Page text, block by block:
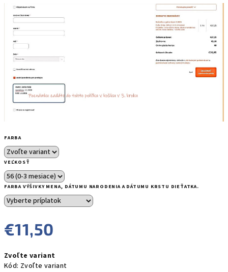
FARBA
VEĽKOSŤ
FARBA VÝŠIVKY MENA, DÁTUMU NARODENIA A DÁTUMU KRSTU DIEŤATKA.
€11,50
cena:
Zvoľte variant
Kód: Zvoľte variant